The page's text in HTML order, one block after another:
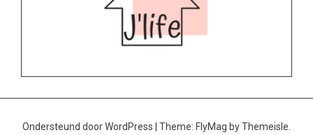
Ondersteund door WordPress Theme: FlyMag by Themeisle.